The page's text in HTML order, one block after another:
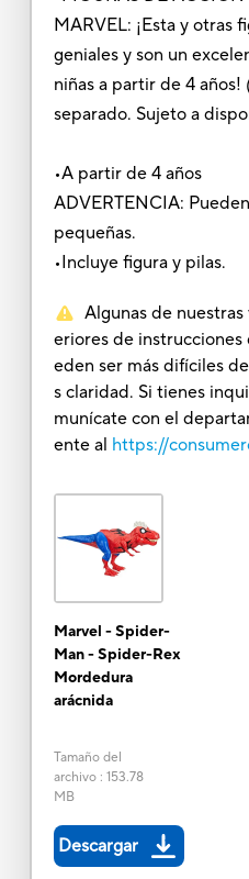
MARVEL: ¡Esta y otras
geniales y son un
niñas a partir de 4 años!
separado. Sujeto a
•A partir de 4 años
ADVERTENCIA:
pequeñas.
•Incluye figura y pilas.
Algunas de
eriores de instrucciones
eden ser más difíciles
s claridad. Si tienes
munícate con el
ente al https://
Marvel - Spider-
Man - Spider-Rex
Mordedura
arácnida
Tamaño del
archivo: 153.78
MB
Descargar